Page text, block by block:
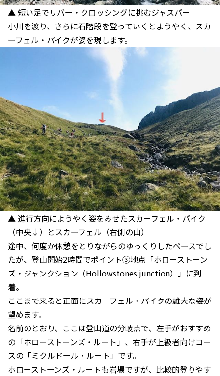
▲ 短い足でリバー・クロッシングに挑むジャスパー
小川を渡り、さらに石階段を登っていくとようやく、スカ
ーフェル・パイクが姿を現します。
▲ 進行方向にようやく姿をみせたスカーフェル・パイク
（中央↓）とスカーフェル（右側の山）
途中、何度か休憩をとりながらのゆっくりしたペースでし
たが、登山開始2時間でポイント③地点「ホローストーン
ズ・ジャンクション（Hollowstones junction）」に到
着。
ここまで来ると正面にスカーフェル・パイクの雄大な姿が
望めます。
名前のとおり、ここは登山道の分岐点で、左手がおすすめ
の「ホローストーンズ・ルート」、右手が上級者向けコー
スの「ミクルドール・ルート」です。
ホローストーンズ・ルートも岩場ですが、比較的登りやす